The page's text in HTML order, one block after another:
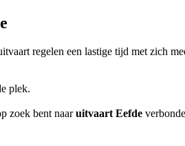
regelen een lastige tijd met zich
plek.
zoek bent naaruitvaart Eefde